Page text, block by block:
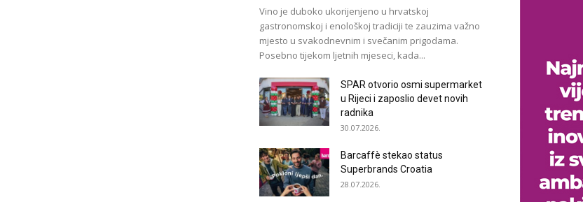
Vino je duboko ukorijenjeno u hrvatskoj
gastronomskoj i enološkoj tradiciji te zauzima važno
mjesto u svakodnevnim i svečanim prigodama.
Posebno tijekom ljetnih mjeseci, kada...
SPAR otvorio osmi supermarket
u Rijeci i zaposlio devet novih
radnika
30.07.2026.
Barcaffè stekao status
Superbrands Croatia
28.07.2026.